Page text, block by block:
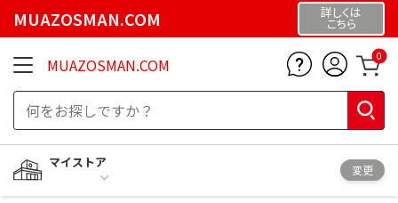
MUAZOSMAN.COM 詳しくは
こちら
MUAZOSMAN.COM 0
マイストア
変更